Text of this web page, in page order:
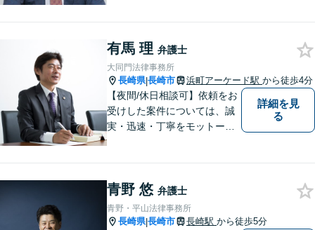
い、解決まで二人三脚でサポ
ートします。◆近隣駐車場あ
り
有馬 理 弁護士
大同門法律事務所
長崎県|長崎市 浜町アーケード駅 から徒歩4分
【夜間/休日相談可】依頼をお
受けした案件については、誠
実・迅速・丁寧をモットーに
談にお越しください。
詳細を見
る
青野 悠 弁護士
青野・平山法律事務所
長崎県|長崎市 長崎駅 から徒歩5分